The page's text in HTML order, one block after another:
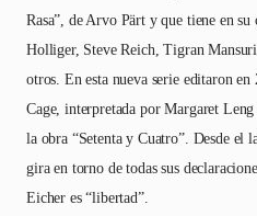
Rasa”, de Arvo Pärt y que tiene en
Holliger, Steve Reich, Tigran
otros. En esta nueva serie editaron en
Cage, interpretada por Margaret
la obra “Setenta y Cuatro”. Desde el
gira en torno de todas sus
Eicher es “libertad”.